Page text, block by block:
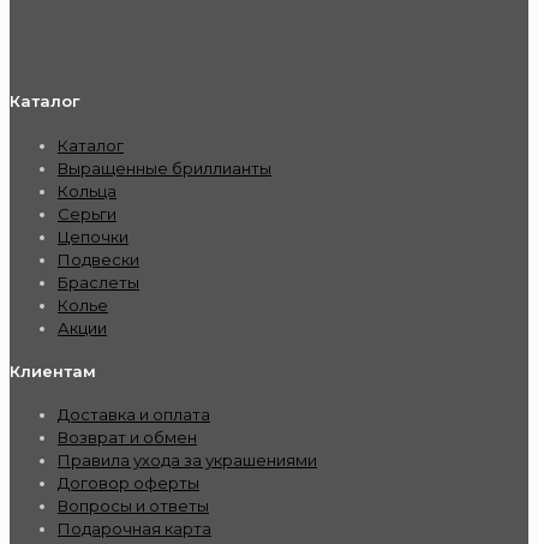
Каталог
Каталог
Выращенные бриллианты
Кольца
Серьги
Цепочки
Подвески
Браслеты
Колье
Акции
Клиентам
Доставка и оплата
Возврат и обмен
Правила ухода за украшениями
Договор оферты
Вопросы и ответы
Подарочная карта